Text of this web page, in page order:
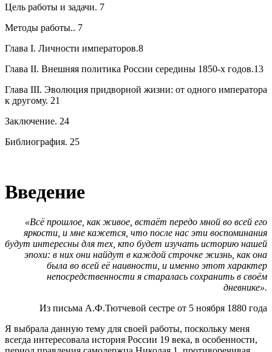
Цель работы и задачи. 7
Методы работы.. 7
Глава I. Личности императоров.8
Глава II. Внешняя политика России середины 1850-х годов.13
Глава III. Эволюция придворной жизни: от одного императора
к другому. 21
Заключение. 24
Библиография. 25
Введение
«Всё прошлое, как живое, встаёт передо мной во всей его
яркости, и мне кажется, что после нас эти воспоминания
будут интересны для тех, кто будет изучать историю нашей
эпохи: в них они найдут в каждой строчке жизнь, как она
была во всей её наивности, и именно этот характер
непосредственности я старалась сохранить в своём
дневнике».
Из письма А.Ф.Тютчевой сестре от 5 ноября 1880 года
Я выбрала данную тему для своей работы, поскольку меня
всегда интересовала история России 19 века, в особенности,